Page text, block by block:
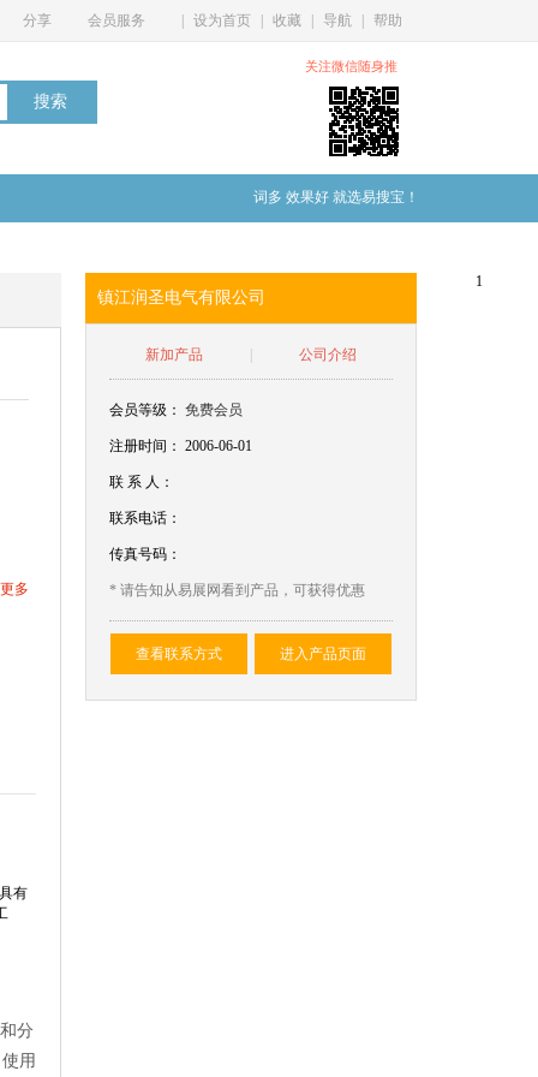
分享 会员服务 设为首页 收藏 导航 帮助
关注微信随身推
词多 效果好 就选易搜宝！
更多
有
分
用
镇江润圣电气有限公司
新加产品 公司介绍
会员等级：免费会员
注册时间： 2006-06-01
联 系 人：
联系电话：
传真号码：
* 请告知从易展网看到产品，可获得优惠
查看联系方式 进入产品页面
1